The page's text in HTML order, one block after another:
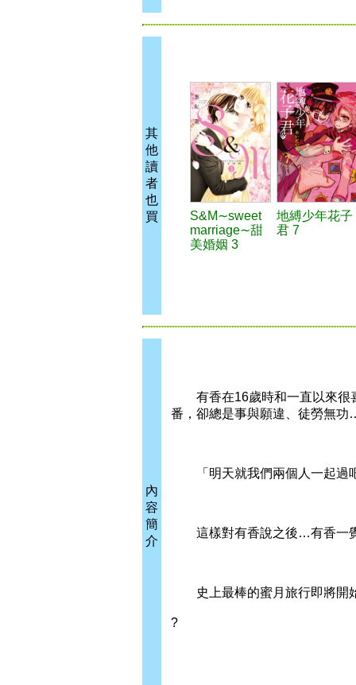
其
他
讀
者
也
買
S&M∼sweet
marriage∼甜
美婚姻 3
地縛少年花子
君 7
內
容
簡
介
有香在16歲時和一直以來很
番，卻總是事與願違、徒勞無
「明天就我們兩個人一起過
這樣對有香說之後…有香一覺
史上最棒的蜜月旅行即將開
?